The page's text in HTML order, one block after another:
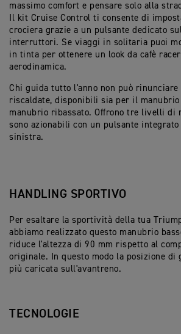
massimo comfort e pensare solo alla
Il kit Cruise Control ti consente di
crociera grazie a un pulsante dedicato
interruttori. Se viaggi in solitaria puoi
in tinta per ottenere un look da cafè
aerodinamica.
Chi guida tutto l'anno non può rinunciare
riscaldate, disponibili sia per il
manubrio ribassato. Offrono tre livelli di
sono azionabili con un pulsante integrato
sinistra.
HANDLING SPORTIVO
Per esaltare la sportività della tua
abbiamo realizzato questo manubrio
riduce l'altezza di 90 mm rispetto al
originale. In questo modo la posizione di
più caricata sull'avantreno.
TECNOLOGIE